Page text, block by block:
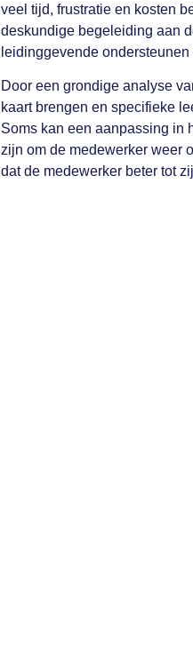
veel tijd, frustratie en kosten
deskundige begeleiding aan
leidinggevende
Door een grondige analyse
kaart brengen en specifieke
Soms kan een aanpassing in
zijn om de medewerker weer
dat de medewerker beter tot